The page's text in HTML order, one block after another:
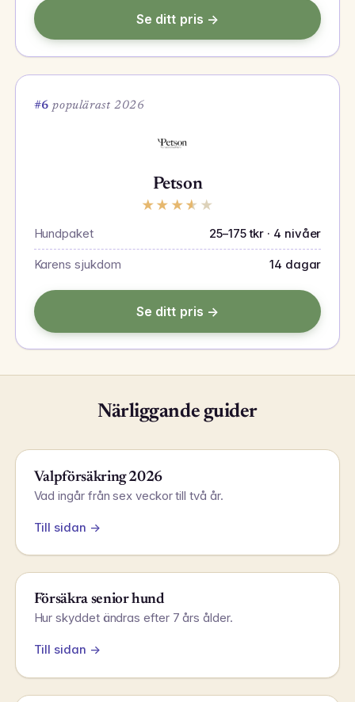
Se ditt pris →
#6 populärast 2026
Petson
★ ★ ★ ★ ★
Hundpaket 25–175 tkr · 4 nivåer
Karens sjukdom 14 dagar
Se ditt pris →
Närliggande guider
Valpförsäkring 2026
Vad ingår från sex veckor till två år.
Till sidan →
Försäkra senior hund
Hur skyddet ändras efter 7 års ålder.
Till sidan →